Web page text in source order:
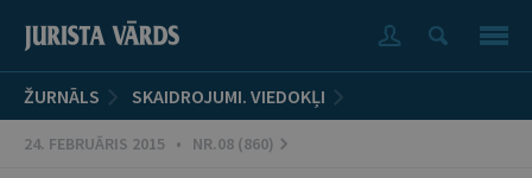
ŽURNĀLS SKAIDROJUMI. VIEDOKĻI
24. FEBRUĀRIS 2015 • NR.08 (860)